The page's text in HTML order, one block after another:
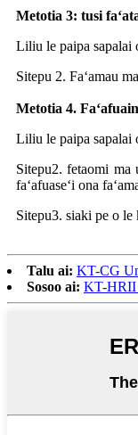
Metotia 3: tusi
Liliu le paipa sapalai
Sitepu 2. Faʻamau
Metotia 4.
Liliu le paipa sapalai
Sitepu2. fetaomi ma
faʻafuaseʻi ona
Sitepu3. siaki pe o le
Talu ai: KT-CG
Sosoo ai: KT-HRII